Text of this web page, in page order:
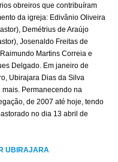
obreiros que contribuíram
da igreja: Edivânio Oliveira
Demétrius de Araújo
Josenaldo Freitas de
Martins Correia e
Delgado. Em janeiro de
Ubirajara Dias da Silva
Permanecendo na
de 2007 até hoje, tendo
no dia 13 abril de
UBIRAJARA